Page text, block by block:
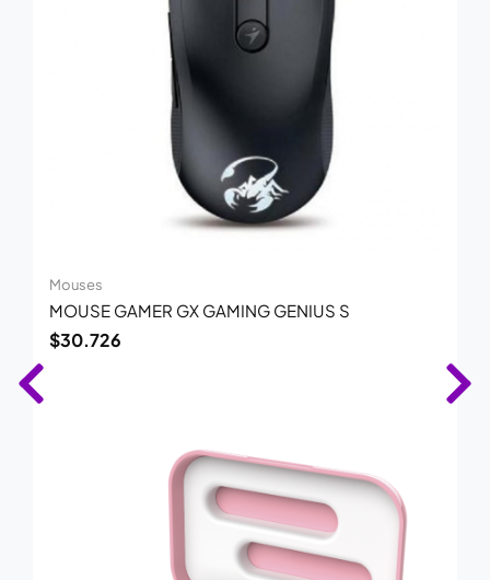
Mouses
MOUSE GAMER GX GAMING GENIUS S
$30.726